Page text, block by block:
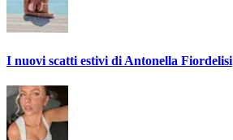
I nuovi scatti estivi di Antonella Fiordelisi